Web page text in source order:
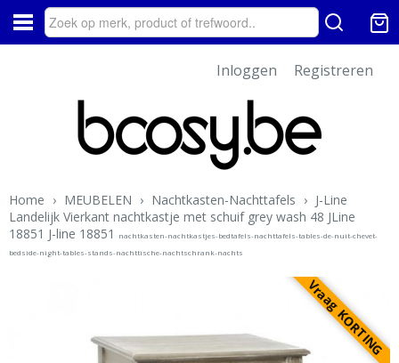
Inloggen Registreren
Home › MEUBELEN › Nachtkasten-Nachttafels › J-Line
Landelijk Vierkant nachtkastje met schuif grey wash 48 JLine
18851 J-line 18851
nachtkasten-nachtkastjes-bedtafels-nachttafels-tables-de-nuit-chevet-
bedside-night-tables-stands-nachttische-nachtschrank-nachts
Vraag KORTING